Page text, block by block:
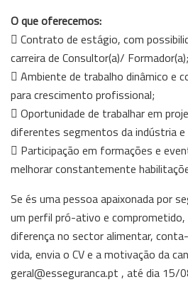
O que oferecemos:
 Contrato de estágio, com
carreira de Consultor(a)/ Formador(a);
 Ambiente de trabalho dinâmico e
para crescimento profissional;
 Oportunidade de trabalhar em
diferentes segmentos da indústria
 Participação em formações e
melhorar constantemente
Se és uma pessoa apaixonada por
um perfil pró-ativo e
diferença no sector alimentar,
vida, envia o CV e a motivação da
geral@esseguranca.pt , até dia 15/